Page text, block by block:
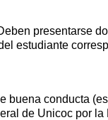
presentarse
estudiante
buena conducta
de Unicoc por la